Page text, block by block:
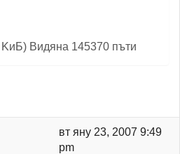
KиБ) Видяна 145370 пъти
вт яну 23, 2007 9:49
pm